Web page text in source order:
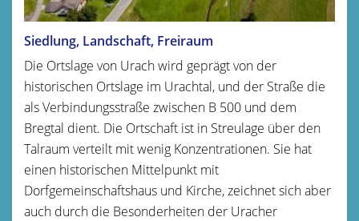
Siedlung, Landschaft, Freiraum
Die Ortslage von Urach wird geprägt von der
historischen Ortslage im Urachtal, und der Straße die
als Verbindungsstraße zwischen B 500 und dem
Bregtal dient. Die Ortschaft ist in Streulage über den
Talraum verteilt mit wenig Konzentrationen. Sie hat
einen historischen Mittelpunkt mit
Dorfgemeinschaftshaus und Kirche, zeichnet sich aber
auch durch die Besonderheiten der Uracher